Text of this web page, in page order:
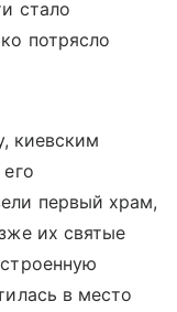
стало
потрясло
киевским
первый храм,
их святые
в место